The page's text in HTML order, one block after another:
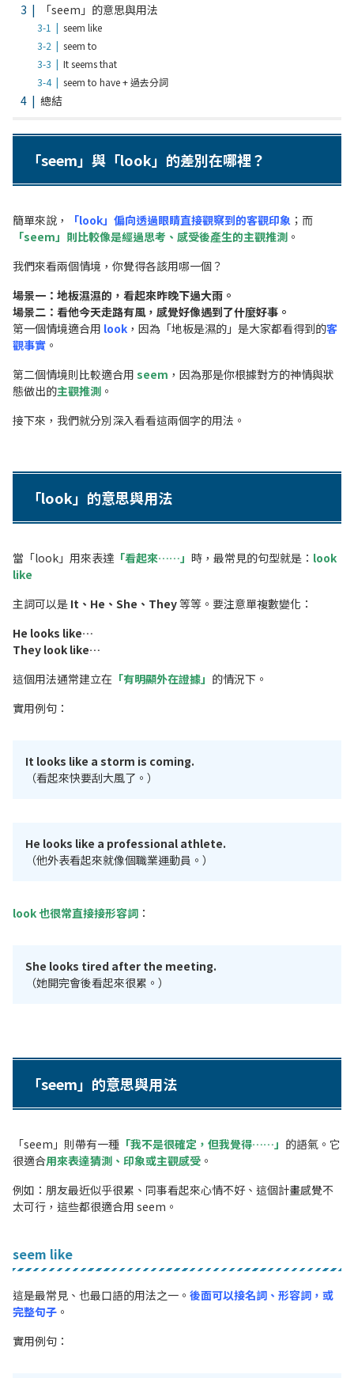
「seem」的意思與用法
seem like
seem to
It seems that
seem to have + 過去分詞
總結
「seem」與「look」的差別在哪裡？
簡單來說， 「look」偏向透過眼睛直接觀察到的客觀印象 ；而
「seem」則比較像是經過思考、感受後產生的主觀推測 。
我們來看兩個情境，你覺得各該用哪一個？
場景一：地板濕濕的，看起來昨晚下過大雨。
場景二：看他今天走路有風，感覺好像遇到了什麼好事。
第一個情境適合用 look ，因為「地板是濕的」是大家都看得到的客
觀事實 。
第二個情境則比較適合用 seem ，因為那是你根據對方的神情與狀
態做出的主觀推測 。
接下來，我們就分別深入看看這兩個字的用法。
「look」的意思與用法
當「look」用來表達 「看起來……」 時， 最常見的句型就是： look
like
主詞可以是 It、He、She、They等等。要注意單複數變化：
He looks like…
They look like…
這個用法通常建立在 「有明顯外在證據」 的情況下。
實用例句：
It looks like a storm is coming.
（看起來快要刮大風了。）
He looks like a professional athlete.
（他外表看起來就像個職業運動員。）
look 也很常直接接形容詞 ：
She looks tired after the meeting.
（她開完會後看起來很累。）
「seem」的意思與用法
「seem」則帶有一種 「我不是很確定，但我覺得……」 的語氣。 它
很適合用來表達猜測、印象或主觀感受 。
例如：朋友最近似乎很累、同事看起來心情不好、這個計畫感覺不
太可行，這些都很適合用 seem。
seem like
這是最常見、也最口語的用法之一。 後面可以接名詞、形容詞，或
完整句子 。
實用例句：